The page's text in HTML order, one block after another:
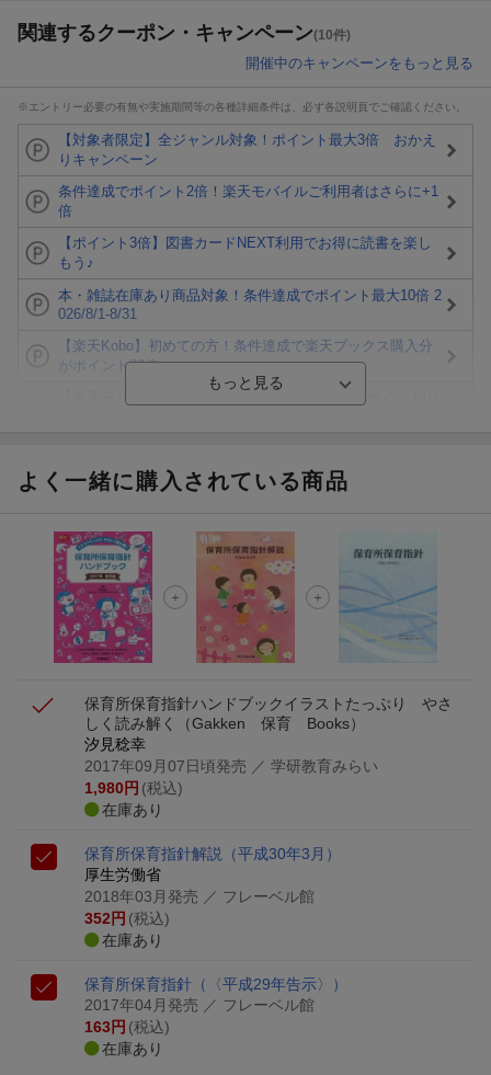
関連するクーポン・キャンペーン(10件)
開催中のキャンペーンをもっと見る
※エントリー必要の有無や実施期間等の各種詳細条件は、必ず各説明頁でご確認ください。
【対象者限定】全ジャンル対象！ポイント最大3倍 おかえ
りキャンペーン
条件達成でポイント2倍！楽天モバイルご利用者はさらに+1
倍
【ポイント3倍】図書カードNEXT利用でお得に読書を楽し
もう♪
本・雑誌在庫あり商品対象！条件達成でポイント最大10倍 2
026/8/1-8/31
【楽天Kobo】初めての方！条件達成で楽天ブックス購入分
がポイント20倍
ト山分け
エントリー＆3,000円以上購入で無料データSIM（3GB/月プ
ラン）が当たる！
楽天モバイル紹介キャンペーンの拡散で300円OFFクーポン
進呈
よく一緒に購入されている商品
保育所保育指針ハンドブックイラストたっぷり やさ
しく読み解く
（Gakken 保育 Books）
汐見稔幸
2017年09月07日頃発売 ／ 学研教育みらい
1,980円 (税込)
在庫あり
保育所保育指針解説（平成30年3月）
厚生労働省
2018年03月発売 ／ フレーベル館
352円 (税込)
在庫あり
保育所保育指針（〈平成29年告示〉）
2017年04月発売 ／ フレーベル館
163円 (税込)
在庫あり